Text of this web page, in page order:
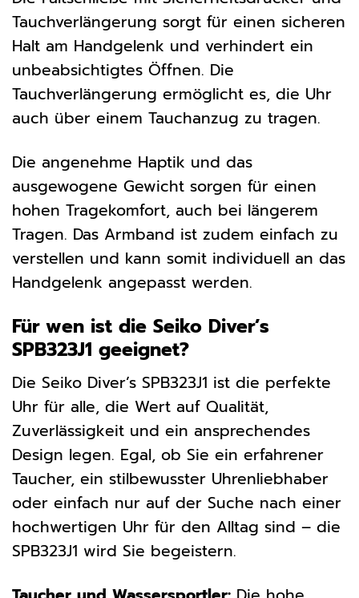
Tauchverlängerung sorgt für einen sicheren
Halt am Handgelenk und verhindert ein
unbeabsichtigtes Öffnen. Die
Tauchverlängerung ermöglicht es, die Uhr
auch über einem Tauchanzug zu tragen.
Die angenehme Haptik und das
ausgewogene Gewicht sorgen für einen
hohen Tragekomfort, auch bei längerem
Tragen. Das Armband ist zudem einfach zu
verstellen und kann somit individuell an das
Handgelenk angepasst werden.
Für wen ist die Seiko Diver’s
SPB323J1 geeignet?
Die Seiko Diver’s SPB323J1 ist die perfekte
Uhr für alle, die Wert auf Qualität,
Zuverlässigkeit und ein ansprechendes
Design legen. Egal, ob Sie ein erfahrener
Taucher, ein stilbewusster Uhrenliebhaber
oder einfach nur auf der Suche nach einer
hochwertigen Uhr für den Alltag sind – die
SPB323J1 wird Sie begeistern.